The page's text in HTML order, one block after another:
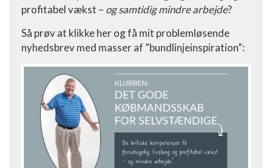
profitabel vækst – og samtidig mindre arbejde?
Så prøv at klikke her og få mit problemløsende
nyhedsbrev med masser af ”bundlinjeinspiration”: